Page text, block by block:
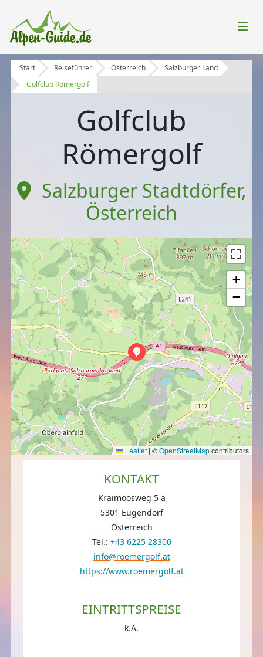
Start Reiseführer Österreich
Salzburger Land
Golfclub Römergolf
Golfclub
Römergolf
Salzburger Stadtdörfer,
Österreich
+
−
Leaflet | ©OpenStreetMapcontributors
KONTAKT
Kraimoosweg 5 a
5301 Eugendorf
Österreich
Tel.: +43 6225 28300
info@roemergolf.at
https://www.roemergolf.at
EINTRITTSPREISE
k.A.